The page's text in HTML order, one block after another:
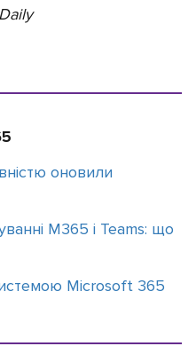
оновили
M365 і Teams: що
Microsoft 365